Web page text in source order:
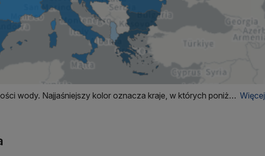
wody. Najjaśniejszy kolor oznacza kraje, w których poniżej Więcej